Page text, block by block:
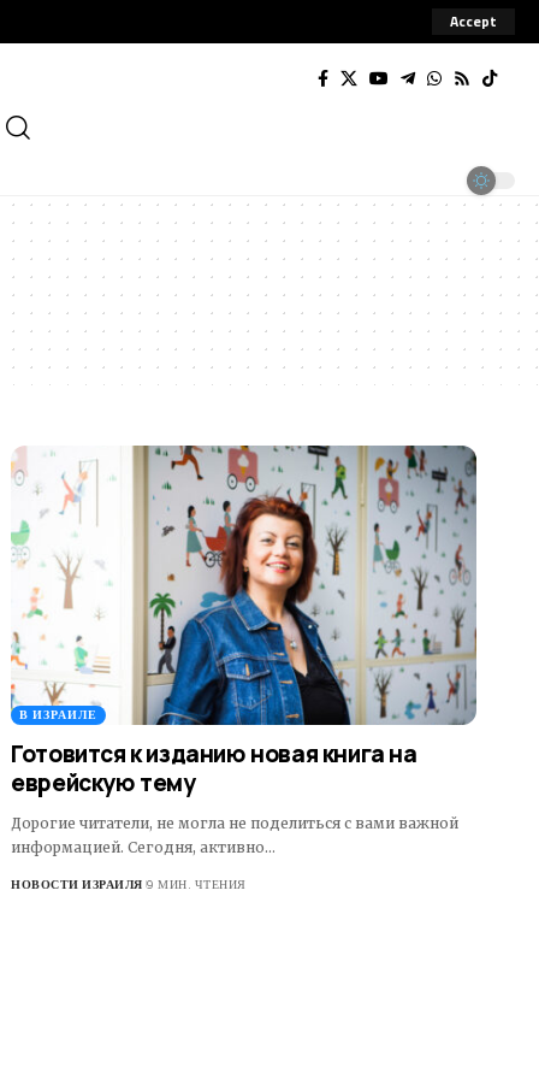
Accept
В ИЗРАИЛЕ
Готовится к изданию новая книга на
еврейскую тему
Дорогие читатели, не могла не поделиться с вами важной
информацией. Сегодня, активно…
НОВОСТИ ИЗРАИЛЯ 9 МИН. ЧТЕНИЯ